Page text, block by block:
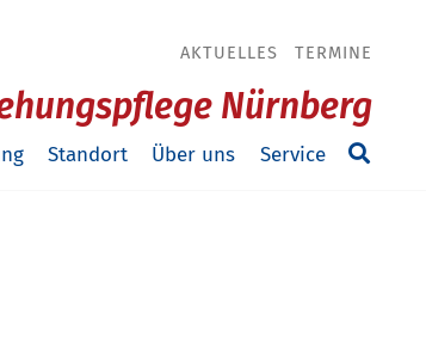
AKTUELLES TERMINE
Nürnberg
Standort Über uns Service